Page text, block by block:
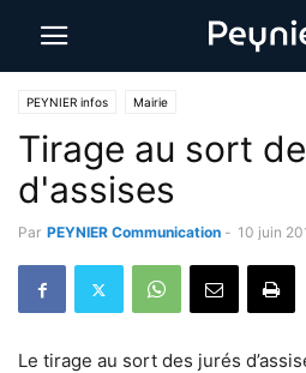
PEYNIER infos Mairie
Tirage au sort
d'assises
Par PEYNIER Communication - 10 juin
Le tirage au sort des jurés